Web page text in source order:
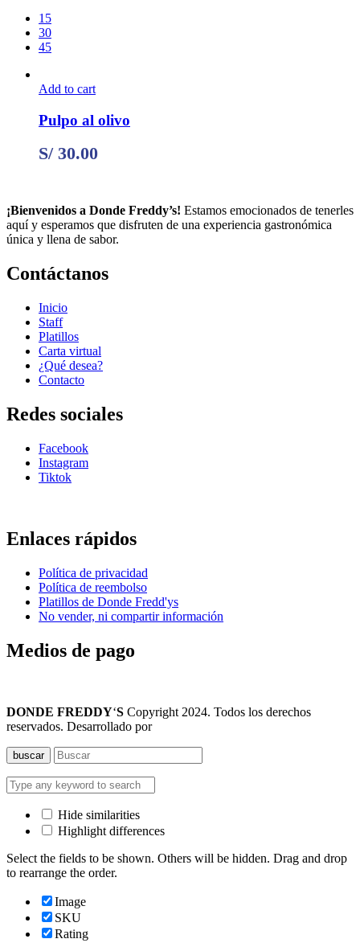
15
30
45
Add to cart
Pulpo al olivo
S/30.00
¡Bienvenidos a Donde Freddy’s! Estamos emocionados de tenerles
aquí y esperamos que disfruten de una experiencia gastronómica
única y llena de sabor.
Contáctanos
Inicio
Staff
Platillos
Carta virtual
¿Qué desea?
Contacto
Redes sociales
Facebook
Instagram
Tiktok
Enlaces rápidos
Política de privacidad
Política de reembolso
Platillos de Donde Fredd'ys
No vender, ni compartir información
Medios de pago
DONDE FREDDY‘S Copyright 2024. Todos los derechos
reservados. Desarrollado por
buscar
Hide similarities
Highlight differences
Select the fields to be shown. Others will be hidden. Drag and drop
to rearrange the order.
Image
SKU
Rating